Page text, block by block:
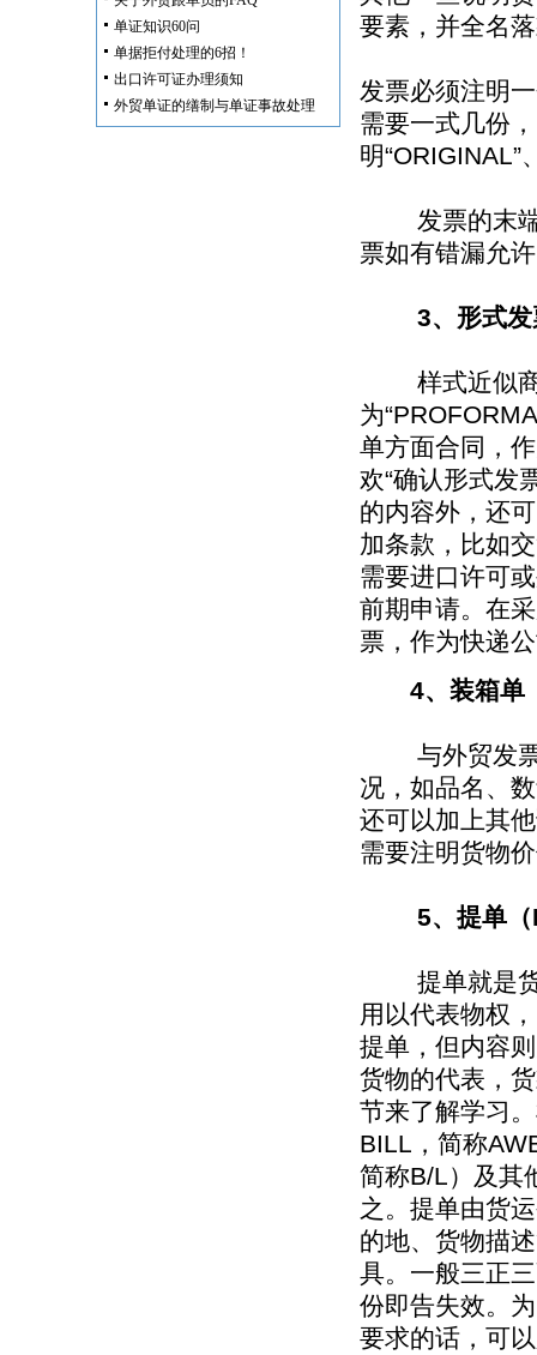
单证知识60问
单据拒付处理的6招！
出口许可证办理须知
外贸单证的缮制与单证事故处理
要素，并全名
发票必须注明
需要一式几份
明“ORIGINAL”
发票的末端
票如有错漏允
3、形式
样式近似商
为
单方面合同，
欢“确认形式发
的内容外，还
加条款，比如
需要进口许可
前期申请。在
票，作为快递
4、装箱单
与外贸发票
况，如品名、
还可以加上其
需要注明货物
5、提单
提单就是货
用以代表物权
提单，但内容
货物的代表，
节来了解学习
BILL，简称
简称B/L）及其
之。提单由货
的地、货物描
具。一般三正
份即告失效。
要求的话，可